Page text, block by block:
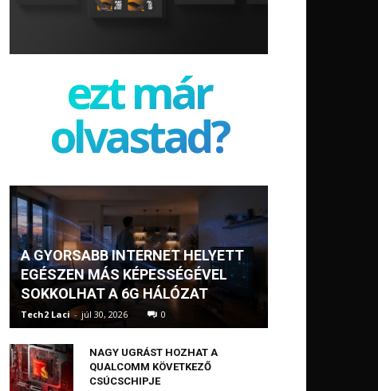
ezt már
olvastad?
A GYORSABB INTERNET HELYETT
EGÉSZEN MÁS KÉPESSÉGÉVEL
SOKKOLHAT A 6G HÁLÓZAT
Tech2 Laci - júl 30, 2026 0
NAGY UGRÁST HOZHAT A
QUALCOMM KÖVETKEZŐ
CSÚCSCHIPJE